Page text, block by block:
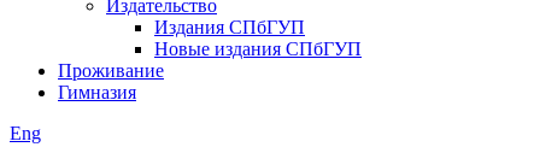
Издательство
Издания СПбГУП
Новые издания СПбГУП
Проживание
Гимназия
Eng